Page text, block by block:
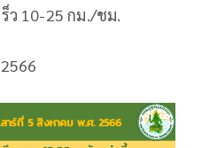
ว 10-25 กม./ชม.